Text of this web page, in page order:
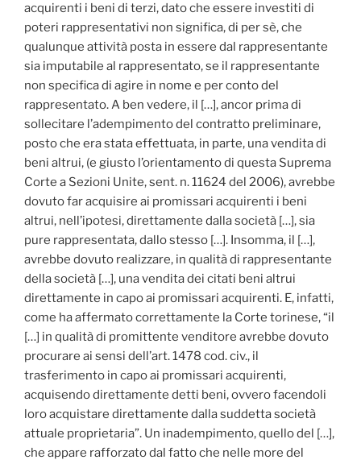
acquirenti i beni di terzi, dato che essere investiti di
poteri rappresentativi non significa, di per sè, che
qualunque attività posta in essere dal rappresentante
sia imputabile al rappresentato, se il rappresentante
non specifica di agire in nome e per conto del
rappresentato. A ben vedere, il […], ancor prima di
sollecitare l’adempimento del contratto preliminare,
posto che era stata effettuata, in parte, una vendita di
beni altrui, (e giusto l’orientamento di questa Suprema
Corte a Sezioni Unite, sent. n. 11624 del 2006), avrebbe
dovuto far acquisire ai promissari acquirenti i beni
altrui, nell’ipotesi, direttamente dalla società […], sia
pure rappresentata, dallo stesso […]. Insomma, il […],
avrebbe dovuto realizzare, in qualità di rappresentante
della società […], una vendita dei citati beni altrui
direttamente in capo ai promissari acquirenti. E, infatti,
come ha affermato correttamente la Corte torinese, “il
[…] in qualità di promittente venditore avrebbe dovuto
procurare ai sensi dell’art. 1478 cod. civ., il
trasferimento in capo ai promissari acquirenti,
acquisendo direttamente detti beni, ovvero facendoli
loro acquistare direttamente dalla suddetta società
attuale proprietaria”. Un inadempimento, quello del […],
che appare rafforzato dal fatto che nelle more del